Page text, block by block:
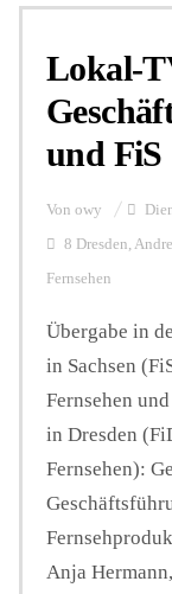
Lokal-
und FiS
Von owy
8 Dresden,
Fernsehen
Übergabe in
in Sachsen
Fernsehen
in Dresden
Fernsehen):
Anja